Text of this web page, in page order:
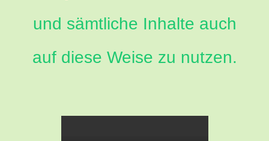
und sämtliche Inhalte auch
auf diese Weise zu nutzen.